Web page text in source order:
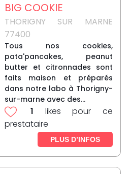
BIG COOKIE
THORIGNY SUR MARNE
77400
Tous nos cookies,
pata'pancakes, peanut
butter et citronnades sont
faits maison et préparés
dans notre labo à Thorigny-
sur-marne avec des...
1 likes pour ce
prestataire
PLUS D’INFOS